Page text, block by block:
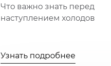
Что важно знать перед
наступлением холодов
Узнать подробнее